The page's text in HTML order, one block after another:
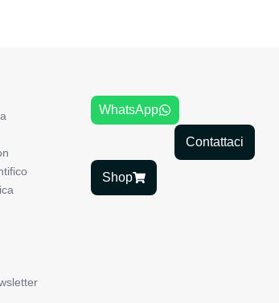
WhatsApp
Contattaci
Shop